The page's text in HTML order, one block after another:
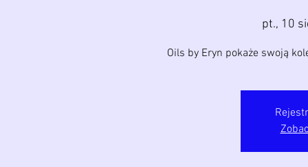
pt., 10
Oils by Eryn pokaże swoją